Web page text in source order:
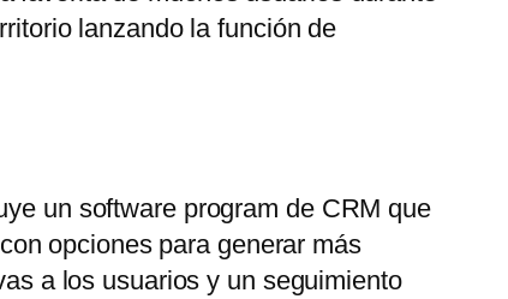
lanzando la función de
un software program de CRM que
opciones para generar más
a los usuarios y un seguimiento